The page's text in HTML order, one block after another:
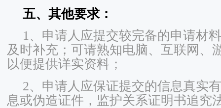
五、其他要求：
1、申请人应提交较完备的申请材
及时补充；可请熟知电脑、互联网、
以便提供详实资料；
2、申请人应保证提交的信息真实
息或伪造证件，监护关系证明书追究